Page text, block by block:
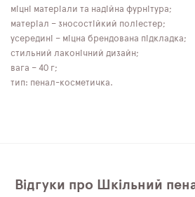
міцні матеріали та надійна фурнітура;
матеріал – зносостійкий поліестер;
усередині – міцна брендована підкладка;
стильний лаконічний дизайн;
вага – 40 г;
тип: пенал-косметичка.
Відгуки про Шкільний